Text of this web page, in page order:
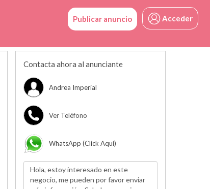
Publicar anuncio Acceder
Contacta ahora al anunciante
Andrea Imperial
Ver Teléfono
WhatsApp (click Aquí)